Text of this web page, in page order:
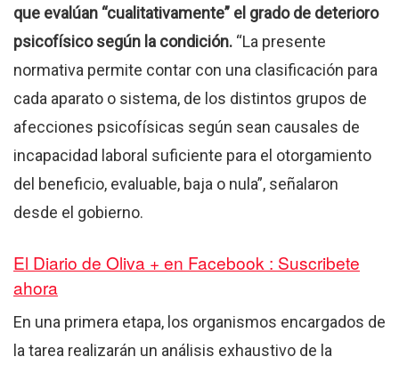
que evalúan “cualitativamente” el grado de deterioro
psicofísico según la condición. “La presente
normativa permite contar con una clasificación para
cada aparato o sistema, de los distintos grupos de
afecciones psicofísicas según sean causales de
incapacidad laboral suficiente para el otorgamiento
del beneficio, evaluable, baja o nula”, señalaron
desde el gobierno.
El Diario de Oliva + en Facebook : Suscribete
ahora
En una primera etapa, los organismos encargados de
la tarea realizarán un análisis exhaustivo de la